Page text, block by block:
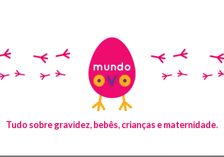
Tudo sobre gravidez, bebês, crianças e maternidade.